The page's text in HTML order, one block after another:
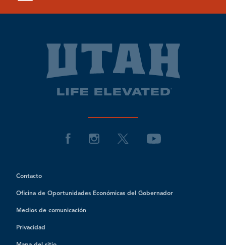
Contacto
Oficina de Oportunidades Económicas del Gobernador
Medios de comunicación
Privacidad